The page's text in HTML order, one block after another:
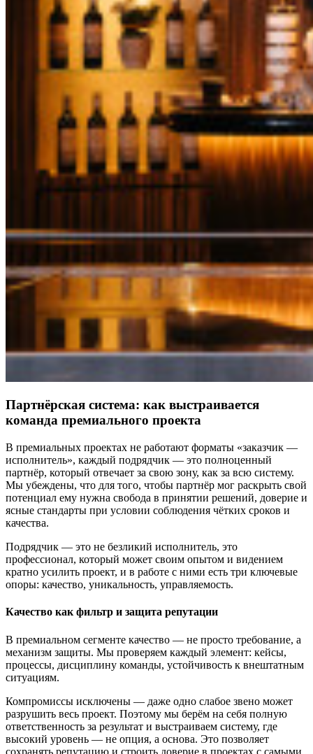
Партнёрская система: как выстраивается
команда премиального проекта
В премиальных проектах не работают форматы «заказчик —
исполнитель», каждый подрядчик — это полноценный
партнёр, который отвечает за свою зону, как за всю систему.
Мы убеждены, что для того, чтобы партнёр мог раскрыть свой
потенциал ему нужна свобода в принятии решений, доверие и
ясные стандарты при условии соблюдения чётких сроков и
качества.
Подрядчик — это не безликий исполнитель, это
профессионал, который может своим опытом и видением
кратно усилить проект, и в работе с ними есть три ключевые
опоры: качество, уникальность, управляемость.
Качество как фильтр и защита репутации
В премиальном сегменте качество — не просто требование, а
механизм защиты. Мы проверяем каждый элемент: кейсы,
процессы, дисциплину команды, устойчивость к внештатным
ситуациям.
Компромиссы исключены — даже одно слабое звено может
разрушить весь проект. Поэтому мы берём на себя полную
ответственность за результат и выстраиваем систему, где
высокий уровень — не опция, а основа. Это позволяет
сохранять репутацию и строить доверие в проектах с самыми